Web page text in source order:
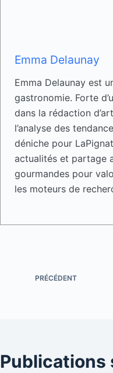
Emma Delaunay
Emma Delaunay est
gastronomie. Forte
dans la rédaction
l’analyse des
déniche pour
actualités et partage
gourmandes pour
les moteurs de
PRÉCÉDENT
Publications